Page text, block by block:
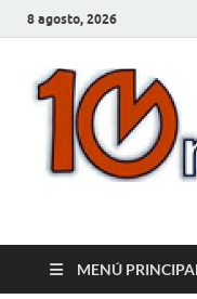
8 agosto, 2026
MENÚ